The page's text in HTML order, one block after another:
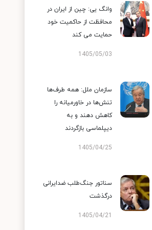
وانگ یی: چین از ایران در
محافظت از حاکمیت خود
حمایت می کند
1405/05/03
سازمان ملل: همه طرف‌ها
تنش‌ها در خاورمیانه را
کاهش دهند و به
دیپلماسی بازگردند
1405/04/25
سناتور جنگ‌طلب ضدایرانی
درگذشت
1405/04/21